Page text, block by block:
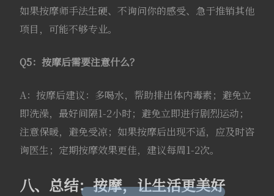
如果按摩师手法生硬、不询问你的感受、急于推销其他
项目，可能不够专业。
Q5：按摩后需要注意什么？
A：按摩后建议：多喝水，帮助排出体内毒素；避免立
即洗澡，最好间隔1-2小时；避免立即进行剧烈运动；
注意保暖，避免受凉；如果按摩后出现不适，应及时咨
询医生；定期按摩效果更佳，建议每周1-2次。
八、总结：按摩，让生活更美好